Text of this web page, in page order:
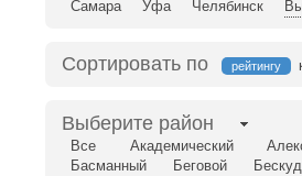
Самара
Уфа Челябинск
Сортировать по рейтингу
Выберите район
Все Академический
Басманный
Беговой